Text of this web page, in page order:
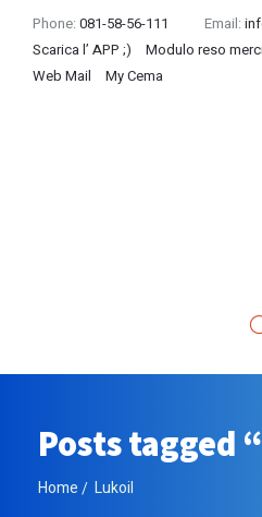
Phone: 081-58-56-111 Email:
Scarica l’ APP ;)
Modulo reso
Web Mail
My Cema
Posts tagged
Home Lukoil